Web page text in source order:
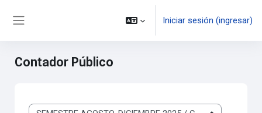
Iniciar sesión (ingresar)
Contador Público